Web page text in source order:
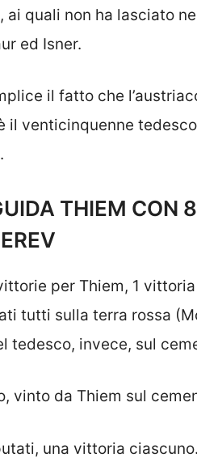
ai quali non ha lasciato
ed Isner.
il fatto che
il venticinquenne
THIEM CON
per Thiem, 1
tutti sulla terra rossa
tedesco, invece, sul
vinto da Thiem sul
una vittoria